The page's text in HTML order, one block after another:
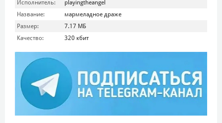
Исполнитель:
playingtheangel
Название:
мармеладное драже
Размер:
7.17 МБ
Качество:
320 кбит